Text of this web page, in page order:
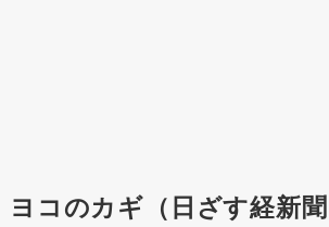
ヨコのカギ（日ざす経新